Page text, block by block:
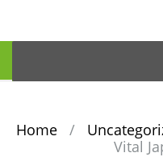
content
Home /
Vital